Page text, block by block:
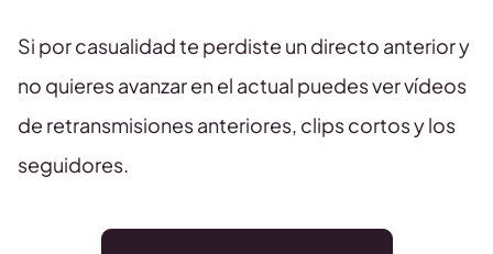
Si por casualidad te perdiste un directo anterior y
no quieres avanzar en el actual puedes ver vídeos
de retransmisiones anteriores, clips cortos y los
seguidores.